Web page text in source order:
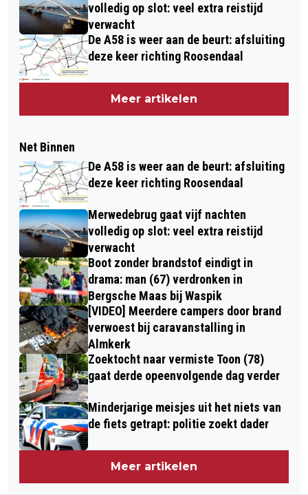
volledig op slot: veel extra reistijd
verwacht
De A58 is weer aan de beurt: afsluiting
deze keer richting Roosendaal
Meer artikelen
Net Binnen
De A58 is weer aan de beurt: afsluiting
deze keer richting Roosendaal
Merwedebrug gaat vijf nachten
volledig op slot: veel extra reistijd
verwacht
Boot zonder brandstof eindigt in
drama: man (67) verdronken in
Bergsche Maas bij Waspik
[VIDEO] Meerdere campers door brand
verwoest bij caravanstalling in
Almkerk
Zoektocht naar vermiste Toon (78)
gaat derde opeenvolgende dag verder
Minderjarige meisjes uit het niets van
de fiets getrapt: politie zoekt dader
Meer artikelen